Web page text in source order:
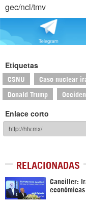
gec/ncl/tmv
Etiquetas
CSNU Caso nuclear
Donald Trump
Enlace corto
RELACIONADAS
Canciller:
económicas